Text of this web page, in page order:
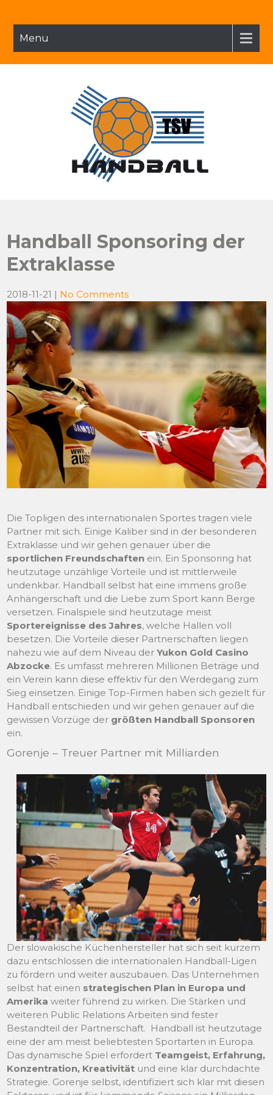
Menu
Handball Sponsoring der
Extraklasse
2018-11-21 | No Comments
Die Topligen des internationalen Sportes tragen viele
Partner mit sich. Einige Kaliber sind in der besonderen
Extraklasse und wir gehen genauer über die
sportlichen Freundschaften ein. Ein Sponsoring hat
heutzutage unzählige Vorteile und ist mittlerweile
undenkbar. Handball selbst hat eine immens große
Anhängerschaft und die Liebe zum Sport kann Berge
versetzen. Finalspiele sind heutzutage meist
Sportereignisse des Jahres, welche Hallen voll
besetzen. Die Vorteile dieser Partnerschaften liegen
nahezu wie auf dem Niveau derYukon Gold Casino
Abzocke. Es umfasst mehreren Millionen Beträge und
ein Verein kann diese effektiv für den Werdegang zum
Sieg einsetzen. Einige Top-Firmen haben sich gezielt für
Handball entschieden und wir gehen genauer auf die
gewissen Vorzüge der größten Handball Sponsoren
ein.
Gorenje – Treuer Partner mit Milliarden
Der slowakische Küchenhersteller hat sich seit kurzem
dazu entschlossen die internationalen Handball-Ligen
zu fördern und weiter auszubauen. Das Unternehmen
selbst hat einen strategischen Plan in Europa und
Amerika weiter führend zu wirken. Die Stärken und
weiteren Public Relations Arbeiten sind fester
Bestandteil der Partnerschaft. Handball ist heutzutage
eine der am meist beliebtesten Sportarten in Europa.
Das dynamische Spiel erfordert Teamgeist, Erfahrung,
Konzentration, Kreativität und eine klar durchdachte
Strategie. Gorenje selbst, identifiziert sich klar mit diesen